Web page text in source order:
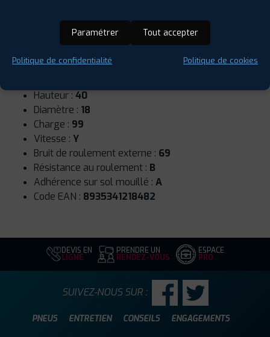
Runflat :Non
Hauteur : 40
Diamètre : 18
Charge : 99
Vitesse : Y
Bruit de roulement externe : 69
Résistance au roulement : B
Adhérence sur sol mouillé : A
Code EAN : 8935341218482
DEVIS EN
LIGNE
PRENDRE UN
RENDEZ-VOUS
ESPACE
PRO
PNEUS ENTRETIEN CONSEILS ENGAGEMENTS
SUIVEZ-NOUS SUR :
Paramétrer Tout accepter
Politique de confidentialité Politique de cookies